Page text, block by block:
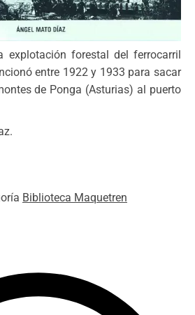
explotación forestal del ferrocarril
entre 1922 y 1933 para sacar
de Ponga (Asturias) al puerto
Biblioteca Maquetren